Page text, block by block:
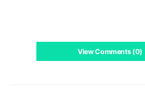
View Comments (0)